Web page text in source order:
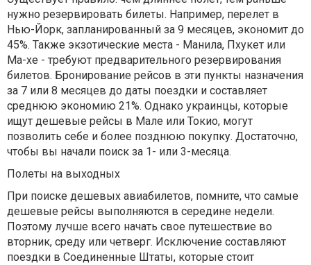
нужно резервировать билеты. Например, перелет в
Нью-Йорк, запланированный за 9 месяцев, экономит до
45%. Также экзотические места - Манила, Пхукет или
Ма-хе - требуют предварительного резервирования
билетов. Бронирование рейсов в эти пункты назначения
за 7 или 8 месяцев до даты поездки и составляет
среднюю экономию 21%. Однако украинцы, которые
ищут дешевые рейсы в Мале или Токио, могут
позволить себе и более позднюю покупку. Достаточно,
чтобы вы начали поиск за 1- или 3-месяца.
Полеты на выходных
При поиске дешевых авиабилетов, помните, что самые
дешевые рейсы выполняются в середине недели.
Поэтому лучше всего начать свое путешествие во
вторник, среду или четверг. Исключение составляют
поездки в Соединенные Штаты, которые стоит